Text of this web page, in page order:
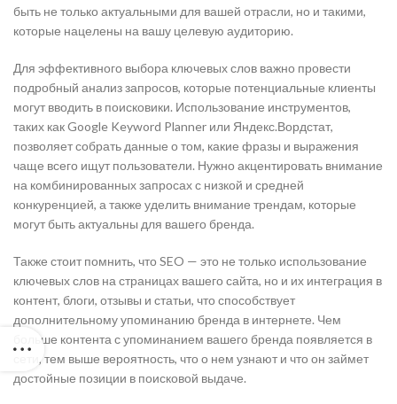
быть не только актуальными для вашей отрасли, но и такими,
которые нацелены на вашу целевую аудиторию.
Для эффективного выбора ключевых слов важно провести
подробный анализ запросов, которые потенциальные клиенты
могут вводить в поисковики. Использование инструментов,
таких как Google Keyword Planner или Яндекс.Вордстат,
позволяет собрать данные о том, какие фразы и выражения
чаще всего ищут пользователи. Нужно акцентировать внимание
на комбинированных запросах с низкой и средней
конкуренцией, а также уделить внимание трендам, которые
могут быть актуальны для вашего бренда.
Также стоит помнить, что SEO — это не только использование
ключевых слов на страницах вашего сайта, но и их интеграция в
контент, блоги, отзывы и статьи, что способствует
дополнительному упоминанию бренда в интернете. Чем
больше контента с упоминанием вашего бренда появляется в
сети, тем выше вероятность, что о нем узнают и что он займет
достойные позиции в поисковой выдаче.